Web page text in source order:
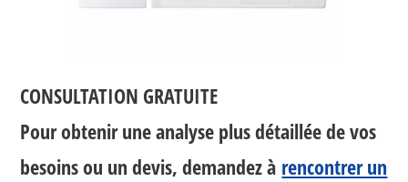
CONSULTATION GRATUITE
Pour obtenir une analyse plus détaillée de vos
besoins ou un devis, demandez à rencontrer un